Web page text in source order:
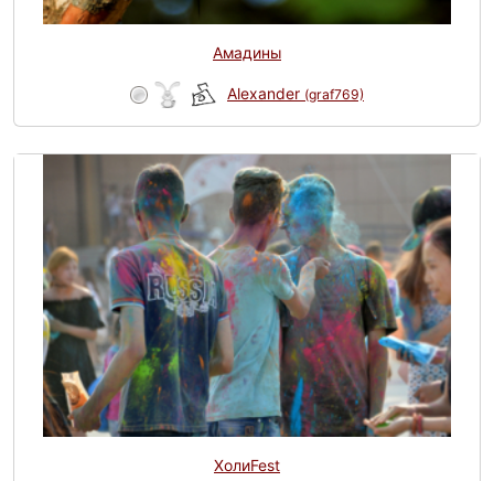
Амадины
Alexander (graf769)
ХолиFest